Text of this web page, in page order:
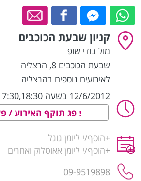
קניון שבעת הכוכבים
מול בודי שופ
שבעת הכוכבים 8
, הרצליה
לאירועים נוספים בהרצליה
12/6/2012 בשעה 16:30,17:30,18:30
פג תוקף האירוע /
+הוסף/י ליומן גוגל
+הוסף/י ליומן אאוטלוק ואחרים
09-9519898